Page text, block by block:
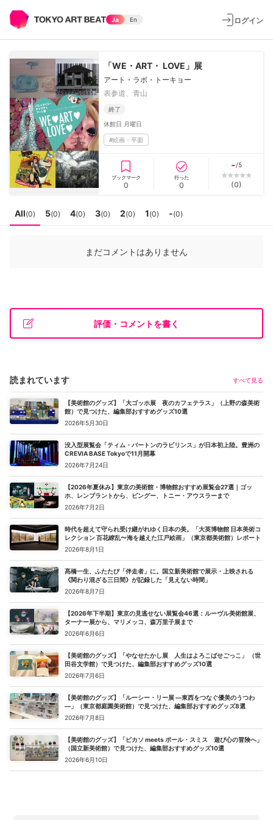
Ja En ログイン
「WE・ART・ LOVE」展
アート・ラボ・トーキョー
表参道、青山
終了
休館日 月曜日
#絵画・平面
ブックマーク
0
行った
0
-/5
(0)
All(0) 5(0) 4(0) 3(0) 2(0) 1(0) -(0)
まだコメントはありません
評価・コメントを書く
読まれています すべて見る
【美術館のグッズ】「大ゴッホ展 夜のカフェテラス」（上野の森美術
館）で見つけた、編集部おすすめグッズ10選
2026年5月30日
没入型展覧会「ティム・バートンのラビリンス」が日本初上陸。豊洲の
CREVIA BASE Tokyoで11月開幕
2026年7月24日
【2026年夏休み】東京の美術館・博物館おすすめ展覧会27選｜ゴッ
ホ、レンブラントから、ピングー、トニー・アウスラーまで
2026年7月2日
時代を超えて守られ受け継がれゆく日本の美。「大英博物館 日本美術コ
レクション 百花繚乱〜海を越えた江戸絵画」（東京都美術館）レポート
2026年8月1日
髙橋一生、ふたたび「伴走者」に。国立新美術館で展示・上映される
《関わり混ざる三日間》が記録した「見えない時間」
2026年8月7日
【2026年下半期】東京の見逃せない展覧会46選：ルーヴル美術館展、
ターナー展から、マリメッコ、森万里子展まで
2026年6月6日
【美術館のグッズ】「やなせたかし展 人生はよろこばせごっこ」 （世
田谷文学館）で見つけた、編集部おすすめグッズ10選
2026年7月6日
【美術館のグッズ】「ルーシー・リー展 ―東西をつなぐ優美のうつわ
―」（東京都庭園美術館）で見つけた、編集部おすすめグッズ8選
2026年7月8日
【美術館のグッズ】「ピカソ meets ポール・スミス 遊び心の冒険へ」
（国立新美術館）で見つけた、編集部おすすめグッズ10選
2026年6月10日